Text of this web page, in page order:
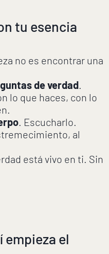
tu esencia
no es encontrar una
de verdad.
lo que haces, con lo
. Escucharlo.
al
está vivo en ti. Sin
empieza el